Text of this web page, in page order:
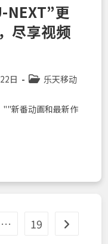
NEXT”更
尽享视频
日
Post乐天移动
""新番动画和最新作
… 19 Go to the